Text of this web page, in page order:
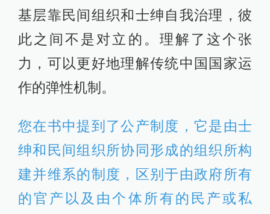
基层靠民间组织和士绅自我治理，彼
此之间不是对立的。理解了这个张
力，可以更好地理解传统中国国家运
作的弹性机制。
您在书中提到了公产制度，它是由士
绅和民间组织所协同形成的组织所构
建并维系的制度，区别于由政府所有
的官产以及由个体所有的民产或私